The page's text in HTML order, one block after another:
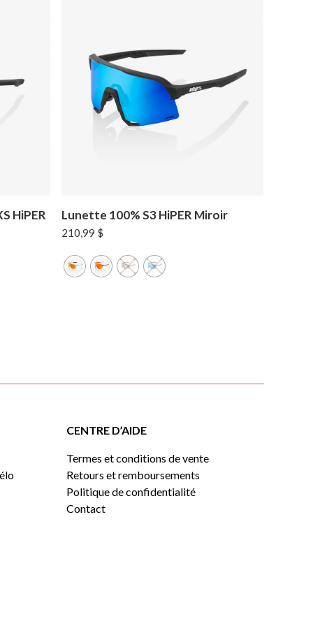
HiPER
Lunette 100% S3 HiPER Miroir
210,99 $
CENTRE D’AIDE
Termes et conditions de vente
Retours et remboursements
Politique de confidentialité
Contact